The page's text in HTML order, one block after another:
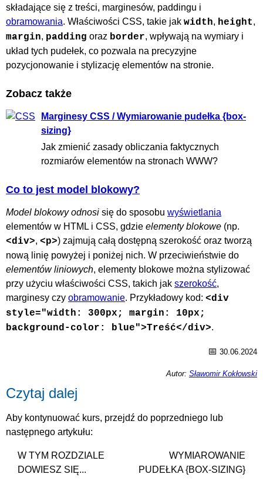
składające się z treści, marginesów, paddingu i
obramowania. Właściwości CSS, takie jak width, height,
margin, padding oraz border, wpływają na wymiary i
układ tych pudełek, co pozwala na precyzyjne
pozycjonowanie i stylizację elementów na stronie.
Zobacz także
Marginesy CSS / Wymiarowanie pudełka {box-
sizing}
Jak zmienić zasady obliczania faktycznych
rozmiarów elementów na stronach WWW?
Co to jest model blokowy?
Model blokowy odnosi się do sposobu wyświetlania
elementów w HTML i CSS, gdzie elementy blokowe (np.
<div>, <p>) zajmują całą dostępną szerokość oraz tworzą
nową linię powyżej i poniżej nich. W przeciwieństwie do
elementów liniowych, elementy blokowe można stylizować
przy użyciu właściwości CSS, takich jak szerokość,
marginesy czy obramowanie. Przykładowy kod: <div
style="width: 300px; margin: 10px;
background-color: blue">Treść</div>.
📅 30.06.2024
Autor: Sławomir Kokłowski
Czytaj dalej
Aby kontynuować kurs, przejdź do poprzedniego lub
następnego artykułu:
W TYM ROZDZIALE
DOWIESZ SIĘ...
WYMIAROWANIE
PUDEŁKA {BOX-SIZING}